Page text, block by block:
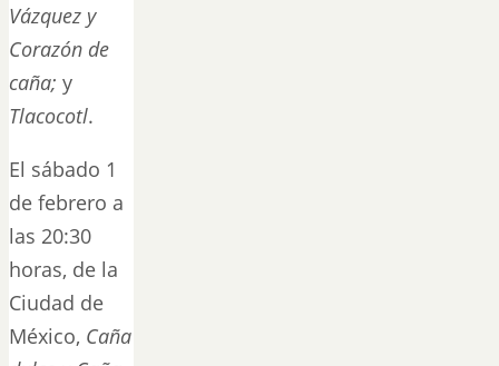
Vázquez y
Corazón de
caña; y
Tlacocotl.
El sábado 1
de febrero a
las 20:30
horas, de la
Ciudad de
México, Caña